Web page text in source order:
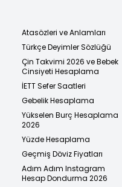
Atasözleri ve Anlamları
Türkçe Deyimler Sözlüğü
Çin Takvimi 2026 ve Bebek
Cinsiyeti Hesaplama
İETT Sefer Saatleri
Gebelik Hesaplama
Yükselen Burç Hesaplama
2026
Yüzde Hesaplama
Geçmiş Döviz Fiyatları
Adım Adım Instagram
Hesap Dondurma 2026